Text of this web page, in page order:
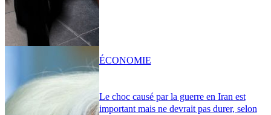
Le choc causé par la guerre en Iran est
important mais ne devrait pas durer, selon
ÉCONOMIE